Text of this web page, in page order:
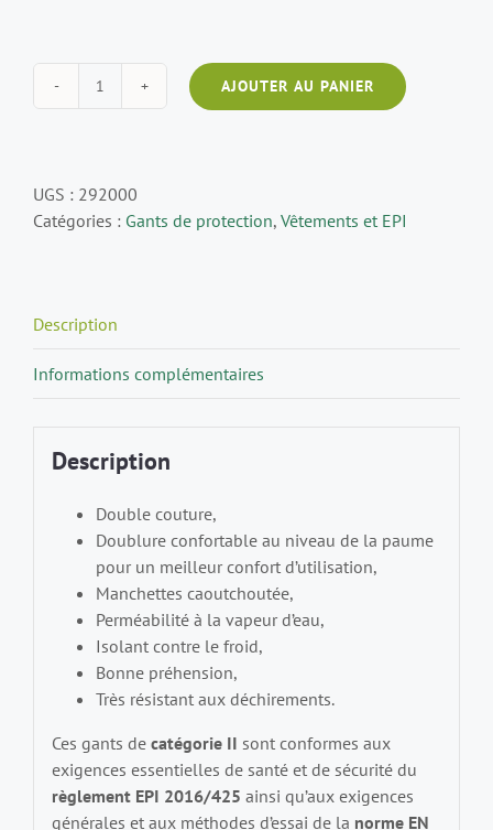
AJOUTER AU PANIER
UGS : 292000
Catégories : Gants de protection, Vêtements et EPI
Description
Informations complémentaires
Description
Double couture,
Doublure confortable au niveau de la paume
pour un meilleur confort d’utilisation,
Manchettes caoutchoutée,
Perméabilité à la vapeur d’eau,
Isolant contre le froid,
Bonne préhension,
Très résistant aux déchirements.
Ces gants de catégorie II sont conformes aux
exigences essentielles de santé et de sécurité du
règlement EPI 2016/425 ainsi qu’aux exigences
générales et aux méthodes d’essai de la norme EN